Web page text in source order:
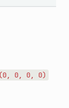
0, 0, 0)